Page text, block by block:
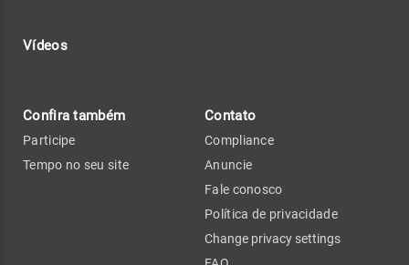
Vídeos
Confira também
Participe
Tempo no seu site
Contato
Compliance
Anuncie
Fale conosco
Política de privacidade
Change privacy settings